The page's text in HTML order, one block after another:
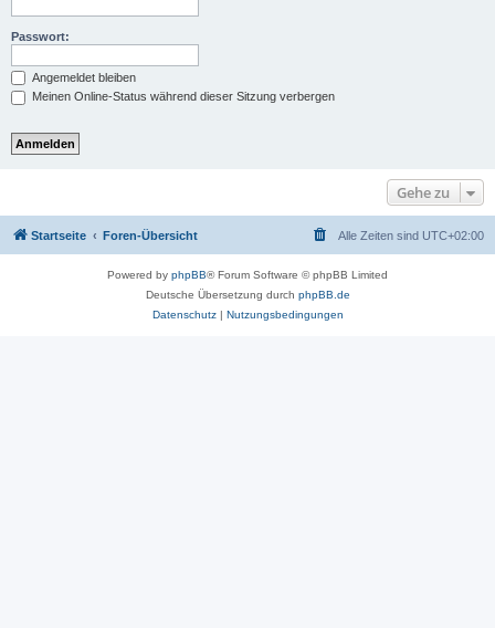
Passwort:
Angemeldet bleiben
Meinen Online-Status während dieser Sitzung verbergen
Gehe zu
Startseite Foren-Übersicht Alle Zeiten sind UTC+02:00
Powered by phpBB® Forum Software © phpBB Limited
Deutsche Übersetzung durch phpBB.de
Datenschutz| Nutzungsbedingungen